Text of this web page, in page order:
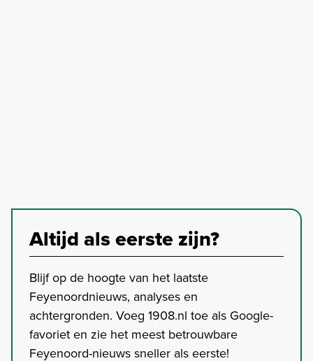
Altijd als eerste zijn?
Blijf op de hoogte van het laatste
Feyenoordnieuws, analyses en
achtergronden. Voeg 1908.nl toe als Google-
favoriet en zie het meest betrouwbare
Feyenoord-nieuws sneller als eerste!